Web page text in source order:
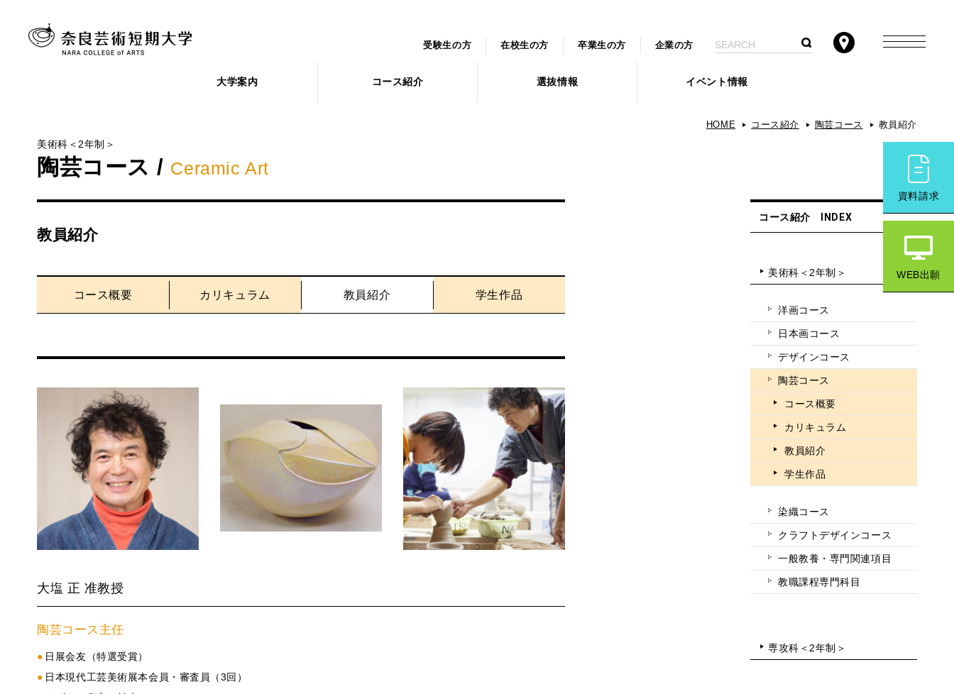
受験生の方 在校生の方 卒業生の方 企業の方
大学案内 コース紹介 選抜情報 イベント情報
資料請求
WEB出願
HOME コース紹介 陶芸コース 教員紹介
美術科＜2年制＞
陶芸コース / Ceramic Art
教員紹介
コース概要 カリキュラム 教員紹介 学生作品
大塩 正 准教授
陶芸コース主任
日展会友（特選受賞）
日本現代工芸美術展本会員・審査員（3回）
コース紹介 INDEX
美術科＜2年制＞
洋画コース
日本画コース
デザインコース
陶芸コース
コース概要
カリキュラム
教員紹介
学生作品
染織コース
クラフトデザインコース
一般教養・専門関連項目
教職課程専門科目
専攻科＜2年制＞